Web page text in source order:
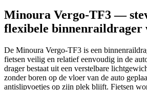
Minoura Vergo-TF3 —
flexibele binnenraildrager
De Minoura Vergo-TF3 is een
fietsen veilig en relatief eenvoudig in de
drager bestaat uit een verstelbare
zonder boren op de vloer van de auto
antislipvoetjes op zijn plek blijft. Fietsen